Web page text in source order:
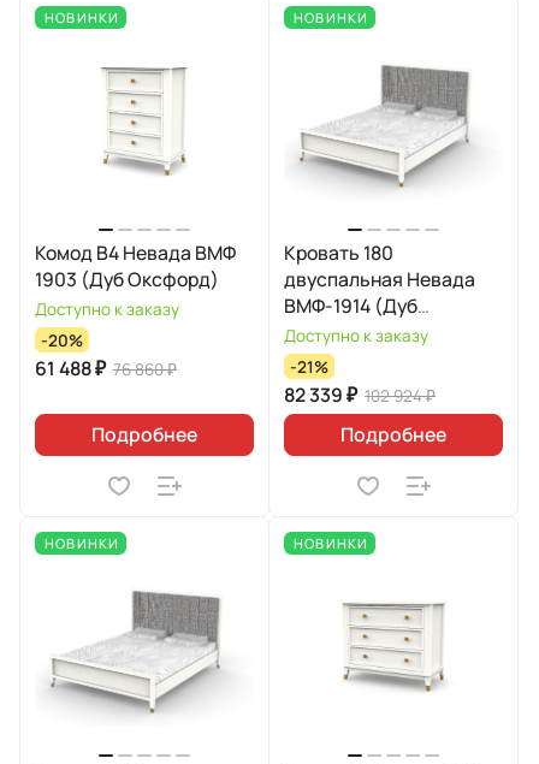
НОВИНКИ
Комод B4 Невада ВМФ
1903 (Дуб Оксфорд)
Доступно к заказу
-20%
61 488 ₽ 76 860 ₽
Подробнее
НОВИНКИ
Кровать 180
двуспальная Невада
ВМФ-1914 (Дуб
Оксфорд)
Доступно к заказу
-21%
82 339 ₽ 102 924 ₽
Подробнее
НОВИНКИ НОВИНКИ